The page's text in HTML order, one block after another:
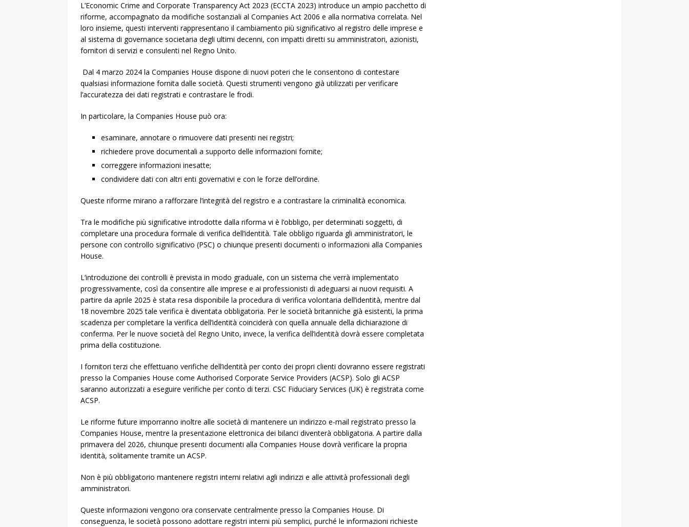
L’Economic Crime and Corporate Transparency Act 2023 (ECCTA 2023) introduce un ampio pacchetto di
riforme, accompagnato da modifiche sostanziali al Companies Act 2006 e alla normativa correlata. Nel
loro insieme, questi interventi rappresentano il cambiamento più significativo al registro delle imprese e
al sistema di governance societaria degli ultimi decenni, con impatti diretti su amministratori, azionisti,
fornitori di servizi e consulenti nel Regno Unito.
Dal 4 marzo 2024 la Companies House dispone di nuovi poteri che le consentono di contestare
qualsiasi informazione fornita dalle società. Questi strumenti vengono già utilizzati per verificare
l’accuratezza dei dati registrati e contrastare le frodi.
In particolare, la Companies House può ora:
esaminare, annotare o rimuovere dati presenti nei registri;
richiedere prove documentali a supporto delle informazioni fornite;
correggere informazioni inesatte;
condividere dati con altri enti governativi e con le forze dell’ordine.
Queste riforme mirano a rafforzare l’integrità del registro e a contrastare la criminalità economica.
Tra le modifiche più significative introdotte dalla riforma vi è l’obbligo, per determinati soggetti, di
completare una procedura formale di verifica dell’identità. Tale obbligo riguarda gli amministratori, le
persone con controllo significativo (PSC) o chiunque presenti documenti o informazioni alla Companies
House.
L’introduzione dei controlli è prevista in modo graduale, con un sistema che verrà implementato
progressivamente, così da consentire alle imprese e ai professionisti di adeguarsi ai nuovi requisiti. A
partire da aprile 2025 è stata resa disponibile la procedura di verifica volontaria dell’identità, mentre dal
18 novembre 2025 tale verifica è diventata obbligatoria. Per le società britanniche già esistenti, la prima
scadenza per completare la verifica dell’identità coinciderà con quella annuale della dichiarazione di
conferma. Per le nuove società del Regno Unito, invece, la verifica dell’identità dovrà essere completata
prima della costituzione.
I fornitori terzi che effettuano verifiche dell’identità per conto dei propri clienti dovranno essere registrati
presso la Companies House come Authorised Corporate Service Providers (ACSP). Solo gli ACSP
saranno autorizzati a eseguire verifiche per conto di terzi. CSC Fiduciary Services (UK) è registrata come
ACSP.
Le riforme future imporranno inoltre alle società di mantenere un indirizzo e-mail registrato presso la
Companies House, mentre la presentazione elettronica dei bilanci diventerà obbligatoria. A partire dalla
primavera del 2026, chiunque presenti documenti alla Companies House dovrà verificare la propria
identità, solitamente tramite un ACSP.
Non è più obbligatorio mantenere registri interni relativi agli indirizzi e alle attività professionali degli
amministratori.
Queste informazioni vengono ora conservate centralmente presso la Companies House. Di
conseguenza, le società possono adottare registri interni più semplici, purché le informazioni richieste